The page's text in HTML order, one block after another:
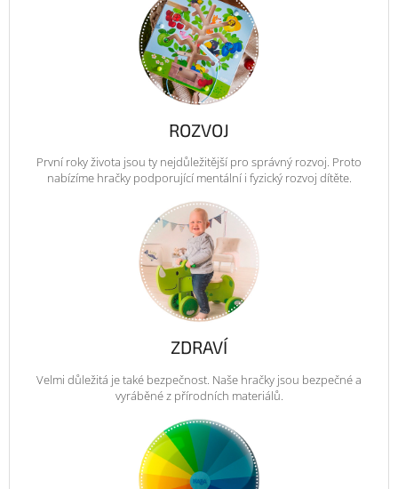
ROZVOJ
První roky života jsou ty nejdůležitější pro správný rozvoj. Proto
nabízíme hračky podporující mentální i fyzický rozvoj dítěte.
ZDRAVÍ
Velmi důležitá je také bezpečnost. Naše hračky jsou bezpečné a
vyráběné z přírodních materiálů.